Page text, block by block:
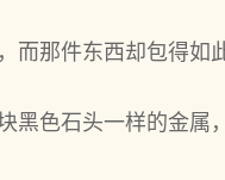
而那件东西却包得如
黑色石头一样的金属